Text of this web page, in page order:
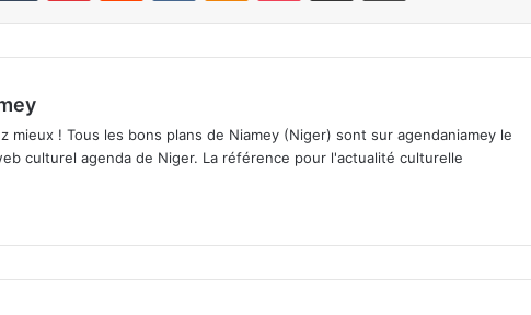
mieux ! Tous les bons plans de Niamey (Niger) sont sur agendaniamey le
culturel agenda de Niger. La référence pour l'actualité culturelle